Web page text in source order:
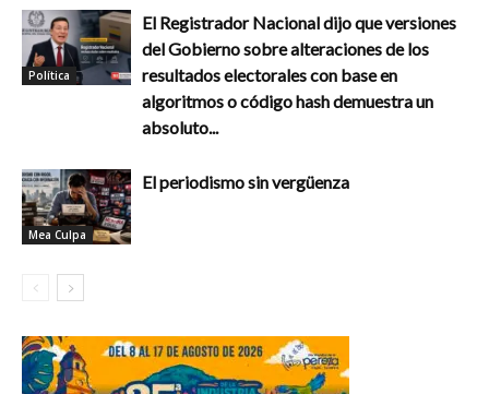
Política
El Registrador Nacional dijo que versiones
del Gobierno sobre alteraciones de los
resultados electorales con base en
algoritmos o código hash demuestra un
absoluto...
Mea Culpa
El periodismo sin vergüenza